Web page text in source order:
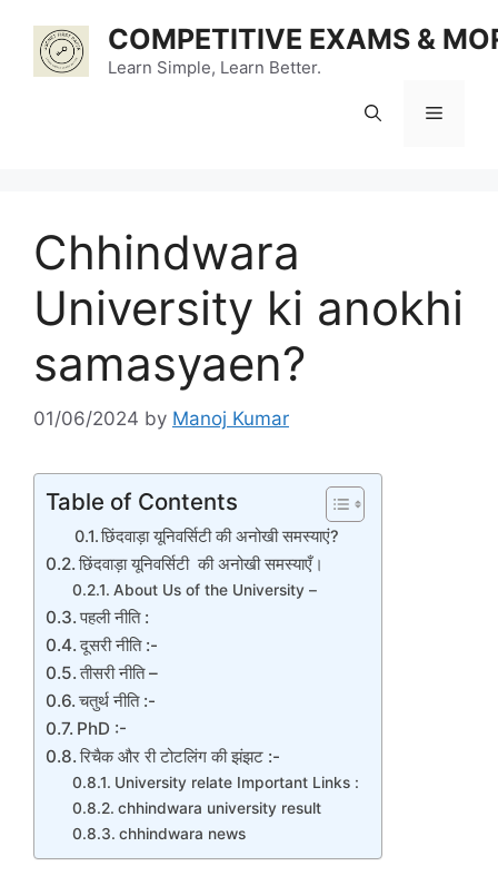
content
COMPETITIVE EXAMS &
Learn Simple, Learn Better.
Menu
Chhindwara
University ki anokhi
samasyaen?
01/06/2024 by Manoj Kumar
Table of Contents
छिंदवाड़ा यूनिवर्सिटी की अनोखी समस्याएं?
छिंदवाड़ा यूनिवर्सिटी की अनोखी समस्याएँ।
About Us of the University –
पहली नीति :
दूसरी नीति :-
तीसरी नीति –
चतुर्थ नीति :-
PhD :-
रिचैक और री टोटलिंग की झंझट :-
University relate Important Links :
chhindwara university result
chhindwara news